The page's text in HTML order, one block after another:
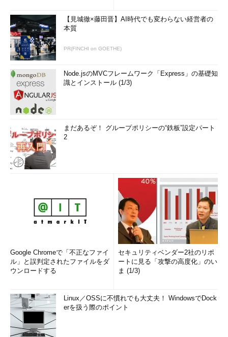
【見城徹×藤田晋】AI時代でも変わらない経営者の
本質
PR(FINCHI on GOETHE)
Node.jsのMVCフレームワーク「Express」の基礎知
識とインストール (1/3)
まだあるぞ！ グループポリシーの“鉄板”設定パート
2
Google Chromeで「不正なファイ
ル」と誤判定されたファイルをダ
ウンロードする
セキュリティベンダー2社のリポ
ートに見る「攻撃の高度化」のい
ま (1/3)
Linux／OSSに不慣れでも大丈夫！ WindowsでDock
erを扱う際のポイント